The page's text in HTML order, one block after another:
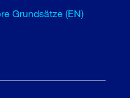
Grundsätze (EN)